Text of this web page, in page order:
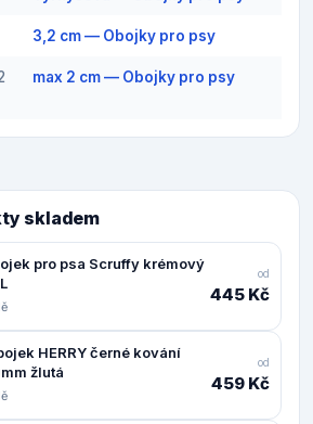
3,2 cm — Obojky pro psy
max 2 cm — Obojky pro psy
skladem
pro psa Scruffy krémový
od
445 Kč
HERRY černé kování
žlutá
od
459 Kč